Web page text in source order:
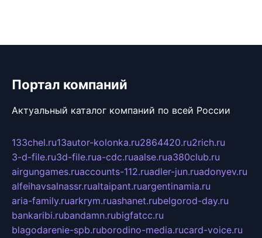
Портал компаний
Актуальный каталог компаний по всей России
133chel.ru13autor-kolonka.ru2864420.ru2rich.ru
3-d-file.ru3d-file.rua-cdc.ruaalse.rua380club.ru
airgungames.ruaccounts-112.ruadler-jun.ruadonyev.ru
alfeihavsalnassr.rualtaipant.ruargentinamia.ru
aria-family.ruarkrym.ruashanet.rubelgorod-day.ru
bankaribi.rubandamn.rubigfatcc.ru
blagodarenie-spb.ruborodino-media.rucard-voice.ru